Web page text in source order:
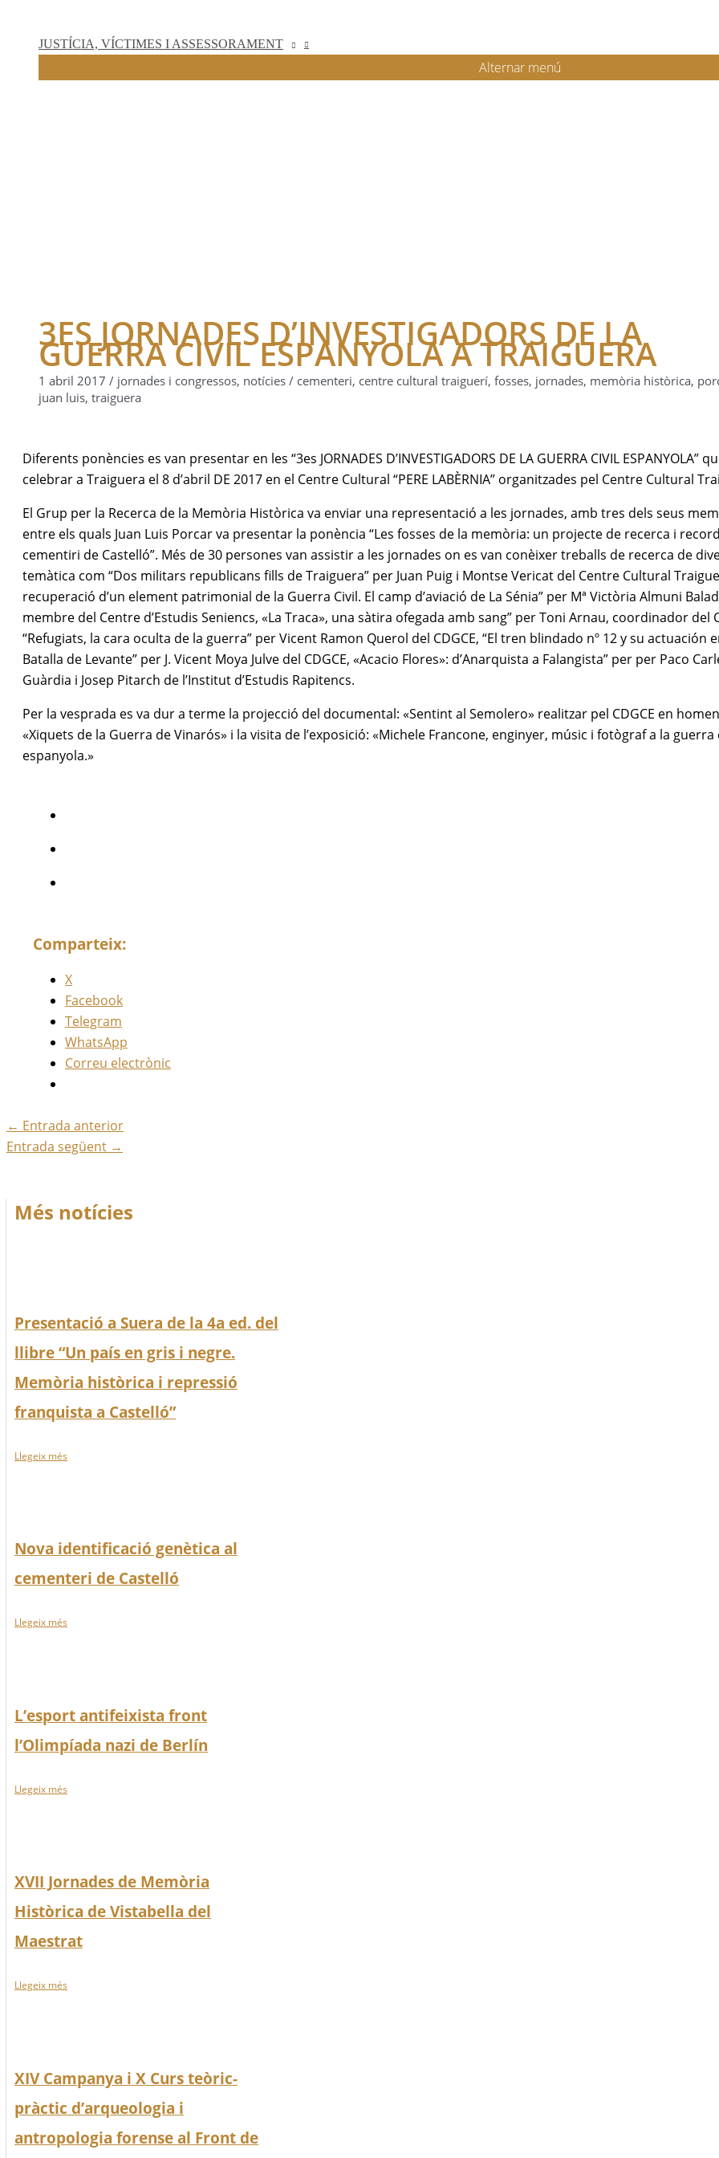
JUSTÍCIA, VÍCTIMES I ASSESSORAMENT
Alternar menú
3ES JORNADES D’INVESTIGADORS DE LA
GUERRA CIVIL ESPANYOLA A TRAIGUERA
1 abril 2017 / jornades i congressos, notícies / cementeri, centre cultural traiguerí, fosses, jornades, memòria històrica,
juan luis, traiguera
Diferents ponències es van presentar en les “3es JORNADES D’INVESTIGADORS DE LA GUERRA CIVIL ESPANYOLA”
celebrar a Traiguera el 8 d’abril DE 2017 en el Centre Cultural “PERE LABÈRNIA” organitzades pel Centre Cultural
El Grup per la Recerca de la Memòria Històrica va enviar una representació a les jornades, amb tres dels seus
entre els quals Juan Luis Porcar va presentar la ponència “Les fosses de la memòria: un projecte de recerca i
cementiri de Castelló”. Més de 30 persones van assistir a les jornades on es van conèixer treballs de recerca de
temàtica com “Dos militars republicans fills de Traiguera” per Juan Puig i Montse Vericat del Centre Cultural
recuperació d’un element patrimonial de la Guerra Civil. El camp d’aviació de La Sénia” per Mª Victòria Almuni
membre del Centre d’Estudis Seniencs, «La Traca», una sàtira ofegada amb sang” per Toni Arnau, coordinador del
“Refugiats, la cara oculta de la guerra” per Vicent Ramon Querol del CDGCE, “El tren blindado nº 12 y su actuación
Batalla de Levante” per J. Vicent Moya Julve del CDGCE, «Acacio Flores»: d’Anarquista a Falangista” per per Paco
Guàrdia i Josep Pitarch de l’Institut d’Estudis Rapitencs.
Per la vesprada es va dur a terme la projecció del documental: «Sentint al Semolero» realitzar pel CDGCE en
«Xiquets de la Guerra de Vinarós» i la visita de l’exposició: «Michele Francone, enginyer, músic i fotògraf a la guerra
espanyola.»
Comparteix:
X
Facebook
Telegram
WhatsApp
Correu electrònic
← Entrada anterior
Entrada següent →
Més notícies
Presentació a Suera de la 4a ed. del
llibre “Un país en gris i negre.
Memòria històrica i repressió
franquista a Castelló”
Llegeix més
Nova identificació genètica al
cementeri de Castelló
Llegeix més
L’esport antifeixista front
l’Olimpíada nazi de Berlín
Llegeix més
XVII Jornades de Memòria
Històrica de Vistabella del
Maestrat
Llegeix més
XIV Campanya i X Curs teòric-
pràctic d’arqueologia i
antropologia forense al Front de